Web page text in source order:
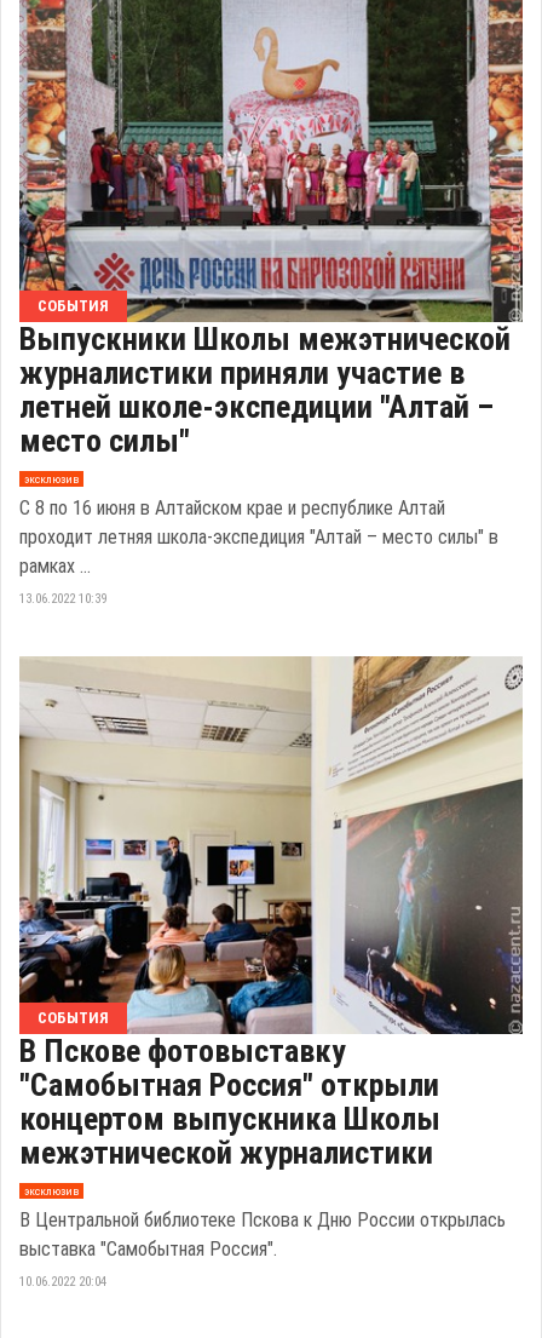
СОБЫТИЯ
Выпускники Школы межэтнической
журналистики приняли участие в
летней школе-экспедиции "Алтай –
место силы"
эксклюзив
С 8 по 16 июня в Алтайском крае и республике Алтай
проходит летняя школа-экспедиция "Алтай – место силы" в
рамках ...
13.06.2022 10:39
СОБЫТИЯ
В Пскове фотовыставку
"Самобытная Россия" открыли
концертом выпускника Школы
межэтнической журналистики
эксклюзив
В Центральной библиотеке Пскова к Дню России открылась
выставка "Самобытная Россия".
10.06.2022 20:04